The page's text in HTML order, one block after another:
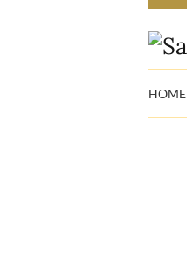
HOME